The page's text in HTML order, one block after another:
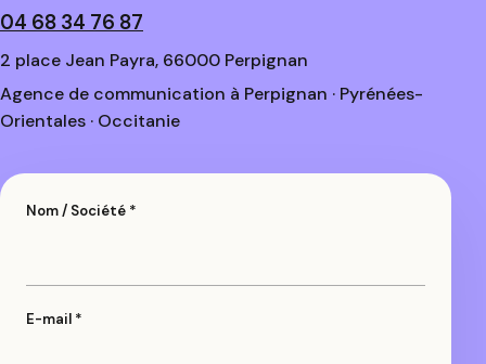
04 68 34 76 87
2 place Jean Payra, 66000 Perpignan
Agence de communication à Perpignan · Pyrénées-
Orientales · Occitanie
Nom / Société *
E-mail *